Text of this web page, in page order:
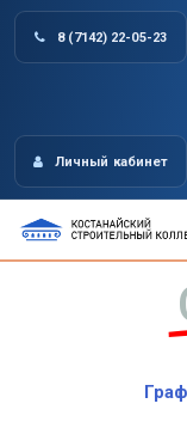
8 (7142) 22-05-23
Личный кабинет